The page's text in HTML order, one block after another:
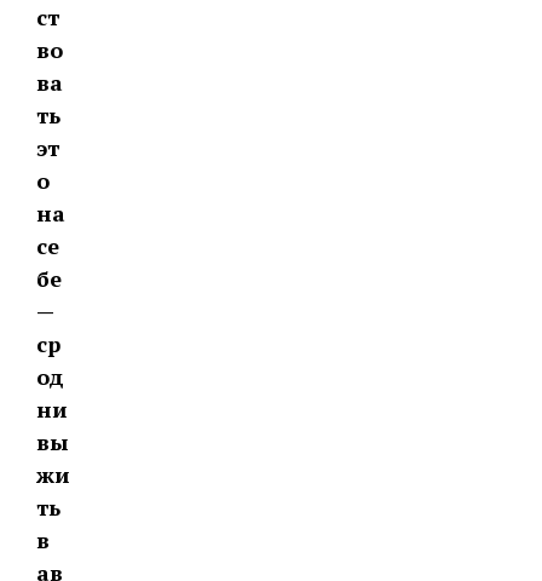
ст
во
ва
ть
эт
о
на
се
бе
—
ср
од
ни
вы
жи
ть
в
ав